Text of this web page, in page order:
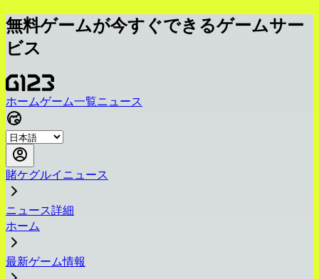
無料ゲームが今すぐできるゲームサー
ビス
ホームゲーム一覧ニュース
賭ケグルイニュース
ニュース詳細
ホーム
最新ゲーム情報